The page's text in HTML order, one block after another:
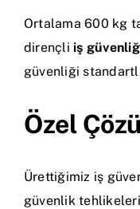
Ortalama 600 kg
dirençli iş
güvenliği
Özel
Ürettiğimiz iş
güvenlik